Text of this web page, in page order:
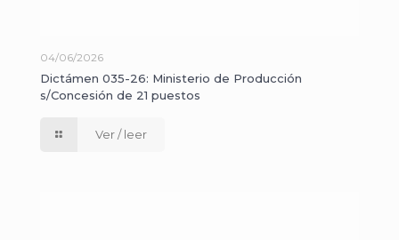
04/06/2026
Dictámen 035-26: Ministerio de Producción
s/Concesión de 21 puestos
Ver / leer